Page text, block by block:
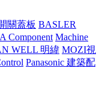
關蓋板 BASLER
Component Machine
WELL 明緯 MOZI視
Panasonic 建築配